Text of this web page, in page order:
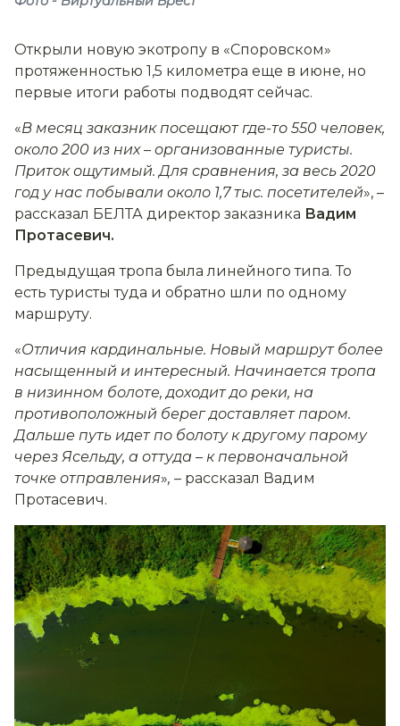
Открыли новую экотропу в «Споровском»
протяженностью 1,5 километра еще в июне, но
первые итоги работы подводят сейчас.
«В месяц заказник посещают где-то 550 человек,
около 200 из них– организованные туристы.
Приток ощутимый. Для сравнения, за весь 2020
год у нас побывали около 1,7 тыс. посетителей», –
рассказал БЕЛТА директор заказника Вадим
Протасевич.
Предыдущая тропа была линейного типа. То
есть туристы туда и обратно шли по одному
маршруту.
«Отличия кардинальные. Новый маршрут более
насыщенный и интересный. Начинается тропа
в низинном болоте, доходит до реки, на
противоположный берег доставляет паром.
Дальше путь идет по болоту к другому парому
через Ясельду, а оттуда – к первоначальной
точке отправления», – рассказал Вадим
Протасевич.